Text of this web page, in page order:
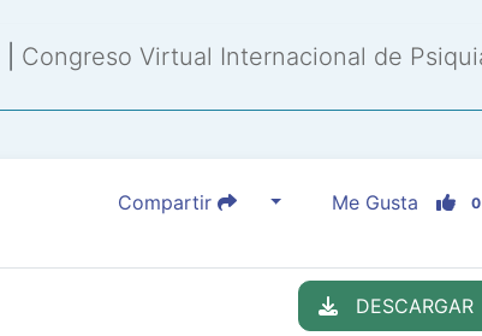
Congreso Virtual Internacional de
Compartir Me Gusta 0
DESCARGAR